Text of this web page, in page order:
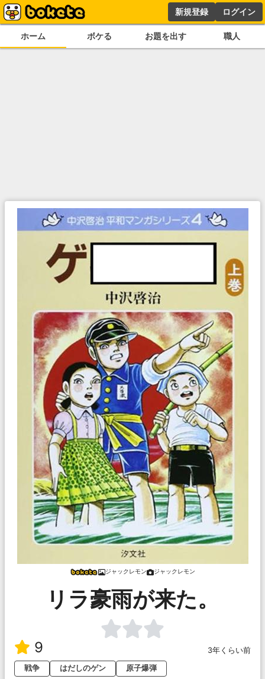
新規登録 ログイン
ホーム ボケる お題を出す 職人
ジャックレモン ジャックレモン
リラ豪雨が来た。
9
3年くらい前
戦争
はだしのゲン 原子爆弾